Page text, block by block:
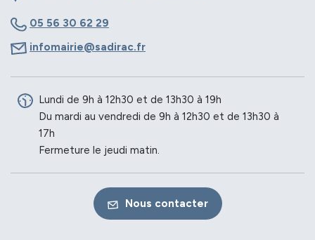
05 56 30 62 29
infomairie@sadirac.fr
Lundi de 9h à 12h30 et de 13h30 à 19h
Du mardi au vendredi de 9h à 12h30 et de 13h30 à
17h
Fermeture le jeudi matin.
Nous contacter